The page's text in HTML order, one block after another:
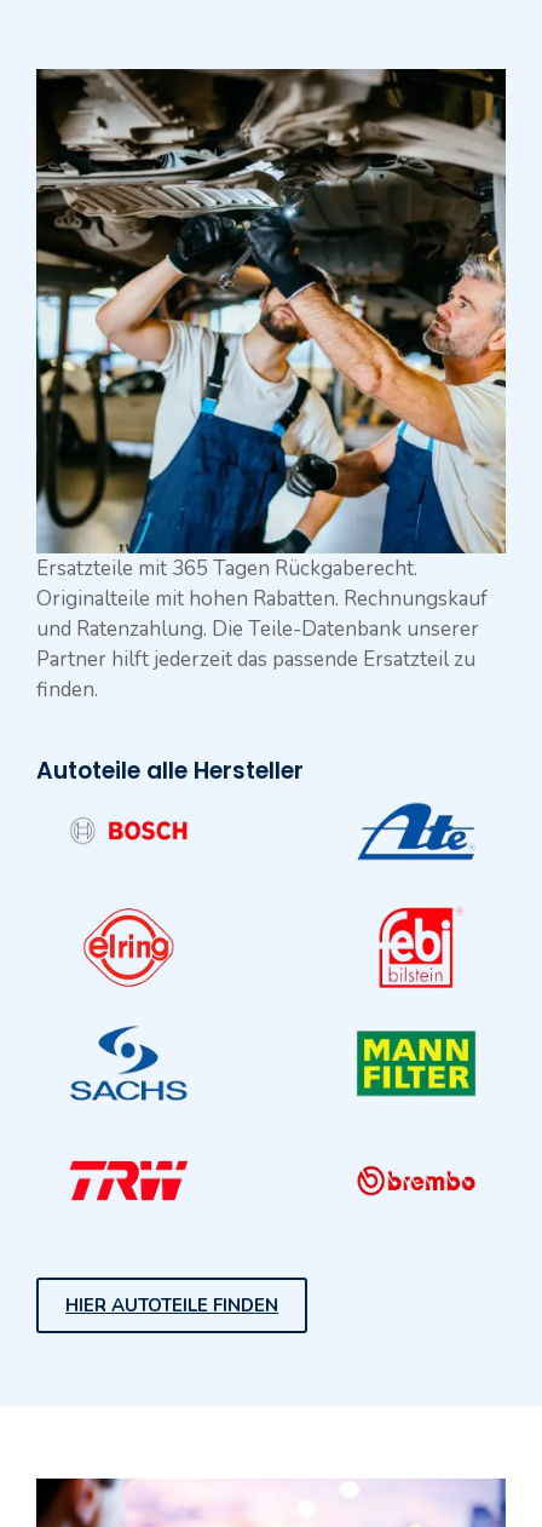
Ersatzteile mit 365 Tagen Rückgaberecht.
Originalteile mit hohen Rabatten. Rechnungskauf
und Ratenzahlung. Die Teile-Datenbank unserer
Partner hilft jederzeit das passende Ersatzteil zu
finden.
Autoteile alle Hersteller
HIER AUTOTEILE FINDEN